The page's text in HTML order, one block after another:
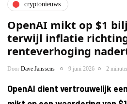
cryptonieuws
OpenAI mikt op $1
terwijl inflatie
renteverhoging
Door Dave Janssens 9 juni 2026 2
OpenAI dient vertrouwelijk